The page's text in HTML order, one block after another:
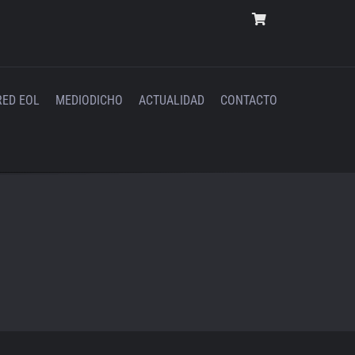
EOL MEDIODICHO ACTUALIDAD CONTACTO